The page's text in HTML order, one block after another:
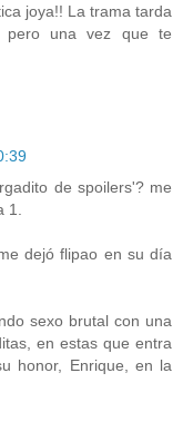
joya!! La trama tarda
pero una vez que te
de spoilers'? me
1.
dejó flipao en su día
sexo brutal con una
en estas que entra
honor, Enrique, en la